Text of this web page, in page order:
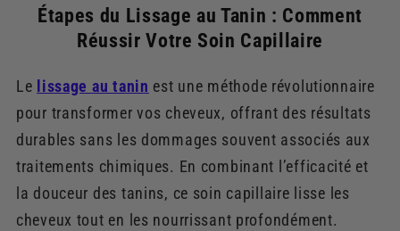
Étapes du Lissage au Tanin : Comment
Réussir Votre Soin Capillaire
Le lissage au tanin est une méthode révolutionnaire
pour transformer vos cheveux, offrant des résultats
durables sans les dommages souvent associés aux
traitements chimiques. En combinant l’efficacité et
la douceur des tanins, ce soin capillaire lisse les
cheveux tout en les nourrissant profondément.